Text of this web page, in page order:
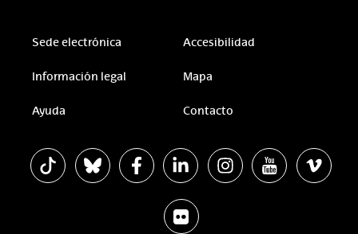
Sede electrónica Accesibilidad
Información legal Mapa
Ayuda Contacto
La EHU en TiktokLa EHU en Bluesky
La EHU en Facebook
La EHU en Linkedin
La EHU en Instagram
La EHU enLa EHU
La EHU en Flickr